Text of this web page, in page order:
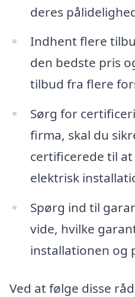
deres
Indhent flere
den bedste pris
tilbud fra flere
Sørg for
firma, skal du
certificerede til
elektrisk
Spørg ind til
vide, hvilke
installationen og
Ved at følge disse